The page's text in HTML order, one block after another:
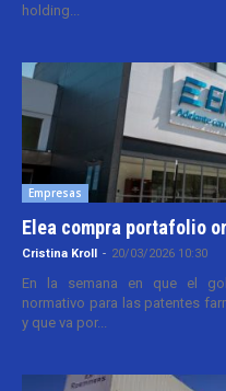
holding...
Empresas
Elea compra portafolio
Cristina Kroll - 20/03/2026 10:30
En la semana en que el
normativo para las patentes
y que va por...